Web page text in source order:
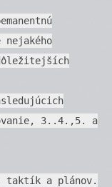
nejakého
3..4.,5. a
taktík a plánov.